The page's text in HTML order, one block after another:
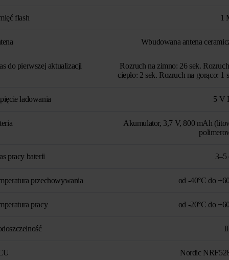
flash 1
Wbudowana antena
do pierwszej aktualizacji
Rozruch na zimno: 26 sek.
ciepło: 2 sek. Rozruch na gorąco: 1
ładowania 5 V
Akumulator, 3,7 V, 800 mAh
pracy baterii 3–5
przechowywania od -40°C do
pracy od -20°C do
Nordic